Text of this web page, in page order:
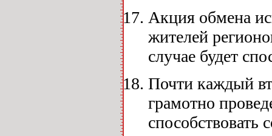
Акция обмена
жителей
случае будет
Почти каждый
грамотно